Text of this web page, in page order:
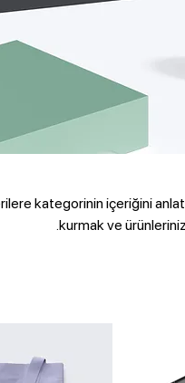
kategorinin içeriğini
kurmak ve